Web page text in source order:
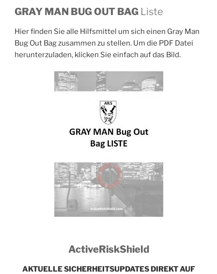
GRAY MAN BUG OUT BAG Liste
Hier finden Sie alle Hilfsmittel um sich einen Gray Man
Bug Out Bag zusammen zu stellen. Um die PDF Datei
herunterzuladen, klicken Sie einfach auf das Bild.
ActiveRiskShield
AKTUELLE SICHERHEITSUPDATES DIREKT AUF